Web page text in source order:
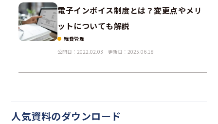
電子インボイス制度とは？変更点やメリ
ットについても解説
経費管理
公開日：2022.02.03
更新日：2025.06.18
人気資料のダウンロード